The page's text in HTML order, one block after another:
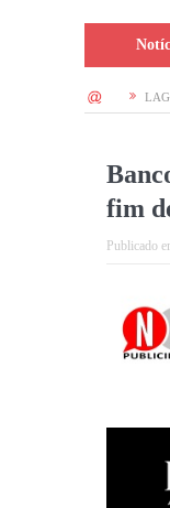
Hiperdia reforça
HOME
fim
Publicado